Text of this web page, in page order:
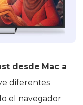
desde Mac a
diferentes
el navegador